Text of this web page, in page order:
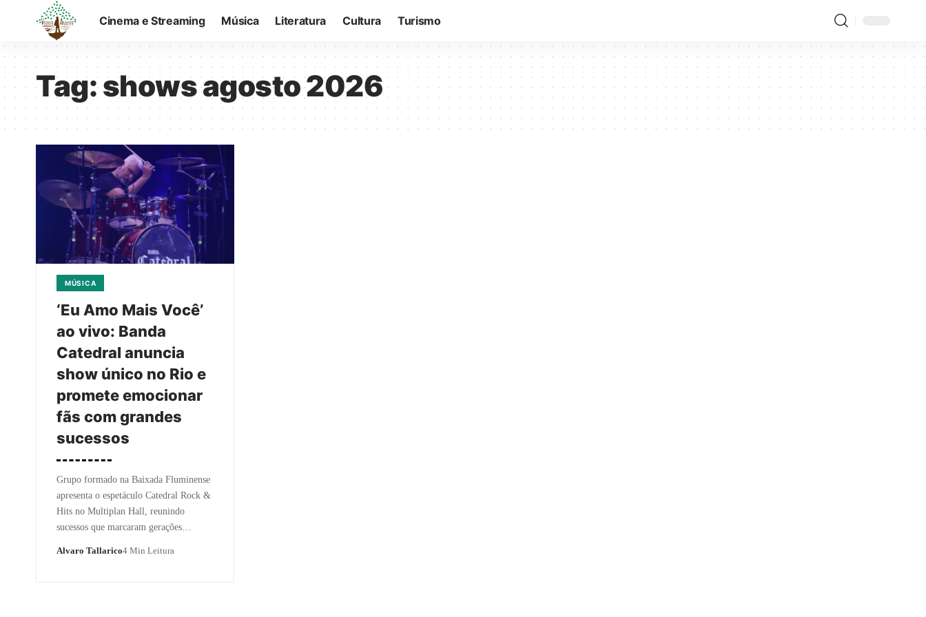
Cinema e Streaming Música Literatura Cultura Turismo
Tag:shows agosto 2026
MÚSICA
‘Eu Amo Mais Você’
ao vivo: Banda
Catedral anuncia
show único no Rio e
promete emocionar
fãs com grandes
sucessos
Grupo formado na Baixada Fluminense
apresenta o espetáculo Catedral Rock &
Hits no Multiplan Hall, reunindo
sucessos que marcaram gerações…
Alvaro Tallarico4 Min Leitura